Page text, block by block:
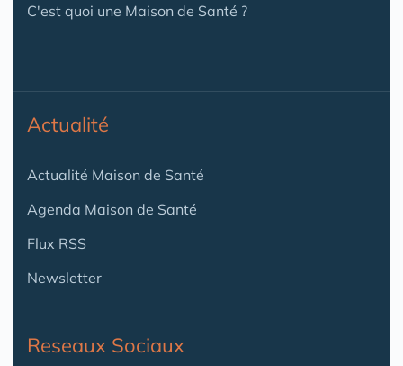
C'est quoi une Maison de Santé ?
Actualité
Actualité Maison de Santé
Agenda Maison de Santé
Flux RSS
Newsletter
Reseaux Sociaux